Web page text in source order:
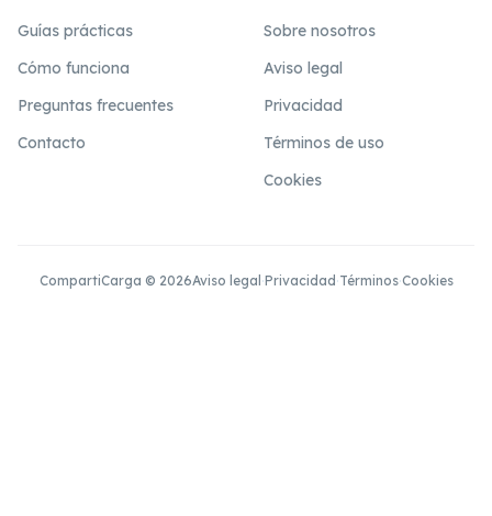
Guías prácticas
Cómo funciona
Preguntas frecuentes
Contacto
Sobre nosotros
Aviso legal
Privacidad
Términos de uso
Cookies
CompartiCarga © 2026Aviso legal ·Privacidad ·Términos·Cookies